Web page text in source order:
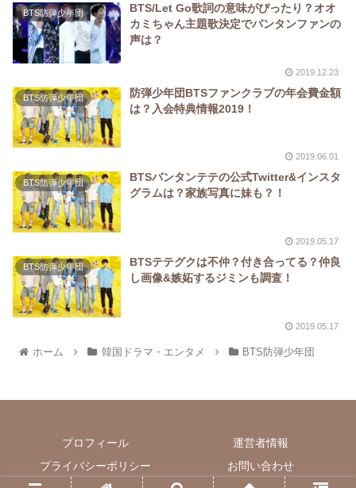
BTS防弾少年団
BTS/Let Go歌詞の意味がぴったり？オオ
カミちゃん主題歌決定でバンタンファンの
声は？
2019.12.23
BTS防弾少年団
防弾少年団BTSファンクラブの年会費金額
は？入会特典情報2019！
2019.06.01
BTS防弾少年団
BTSバンタンテテの公式Twitter&インスタ
グラムは？家族写真に妹も？！
2019.05.17
BTS防弾少年団
BTSテテグクは不仲？付き合ってる？仲良
し画像&嫉妬するジミンも調査！
2019.05.17
ホーム 韓国ドラマ・エンタメ BTS防弾少年団
プロフィール
運営者情報
プライバシーポリシー
お問い合わせ